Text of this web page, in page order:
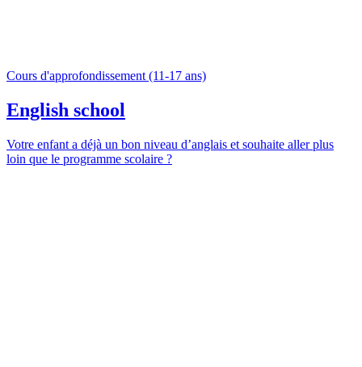
Cours d'approfondissement (11-17 ans)
English school
Votre enfant a déjà un bon niveau d’anglais et souhaite aller plus
loin que le programme scolaire ?